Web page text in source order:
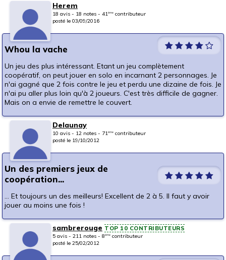
Herem
18 avis - 18 notes - 41 ème contributeur
posté le 03/09/2016
Whou la vache
Un jeu des plus intéressant. Etant un jeu complètement
coopératif, on peut jouer en solo en incarnant 2 personnages. Je
n'ai gagné que 2 fois contre le jeu et perdu une dizaine de fois. Je
n'ai pu aller plus loin qu'à 2 joueurs. C'est très difficile de gagner.
Mais on a envie de remettre le couvert.
Delaunay
10 avis - 12 notes - 71 ème contributeur
posté le 19/10/2012
Un des premiers jeux de
coopération...
... Et toujours un des meilleurs! Excellent de 2 à 5. Il faut y avoir
jouer au moins une fois !
sambrerouge TOP 10 CONTRIBUTEURS
5 avis - 211 notes - 8ème contributeur
posté le 25/02/2012